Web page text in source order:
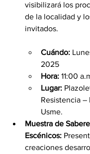
visibilizará los
de la localidad y
invitados.
Cuándo:
2025
Hora: 11:00
Lugar:
Resistencia –
Usme.
Muestra de
Escénicos:
creaciones